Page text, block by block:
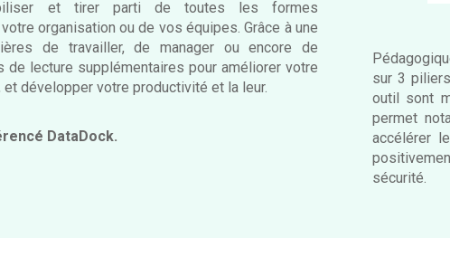
et tirer parti de toutes les formes
organisation ou de vos équipes. Grâce à une
de travailler, de manager ou encore de
lecture supplémentaires pour améliorer votre
développer votre productivité et la leur.
DataDock.
sur 3
outil sont
permet
accélérer
sécurité.